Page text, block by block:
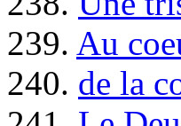
239. Au
240. de la